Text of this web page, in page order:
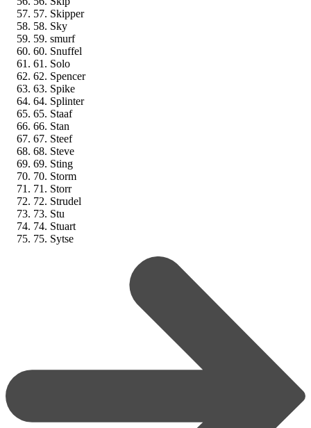
57. Skipper
58. Sky
59. smurf
60. Snuffel
61. Solo
62. Spencer
63. Spike
64. Splinter
65. Staaf
66. Stan
67. Steef
68. Steve
69. Sting
70. Storm
71. Storr
72. Strudel
73. Stu
74. Stuart
75. Sytse